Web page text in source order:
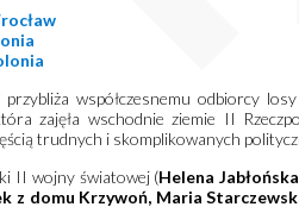
przybliża współczesnemu odbiorcy
zajęła wschodnie ziemie II
trudnych i skomplikowanych
II wojny światowej (Helena
z domu Krzywoń, Maria